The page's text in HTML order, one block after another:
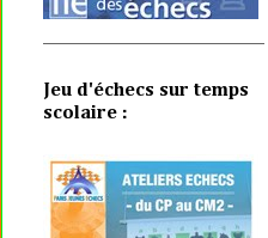
Jeu d'échecs sur temps
scolaire :